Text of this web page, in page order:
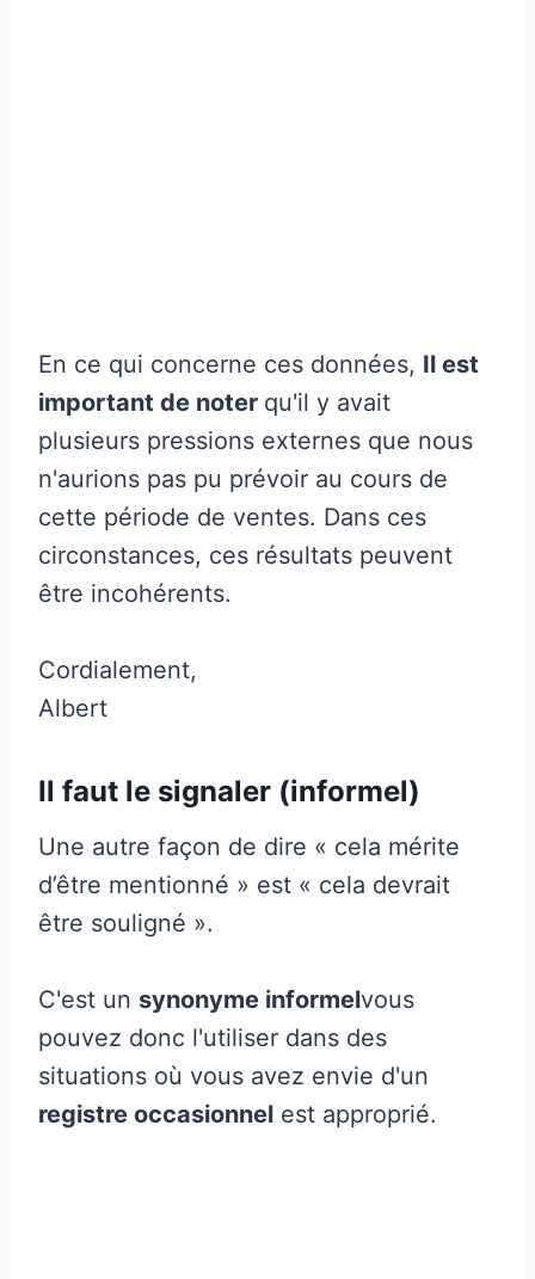
En ce qui concerne ces données, Il est
important de noter qu'il y avait
plusieurs pressions externes que nous
n'aurions pas pu prévoir au cours de
cette période de ventes. Dans ces
circonstances, ces résultats peuvent
être incohérents.
Cordialement,
Albert
Il faut le signaler (informel)
Une autre façon de dire « cela mérite
d’être mentionné » est « cela devrait
être souligné ».
C'est un synonyme informelvous
pouvez donc l'utiliser dans des
situations où vous avez envie d'un
registre occasionnel est approprié.